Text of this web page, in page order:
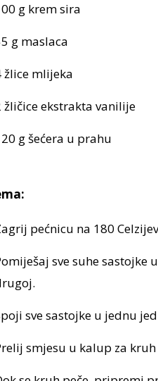
g krem sira
g maslaca
žlice mlijeka
žličice ekstrakta vanilije
g šećera u prahu
pećnicu na 180
sve suhe sastojke
sve sastojke u jednu
smjesu u kalup za